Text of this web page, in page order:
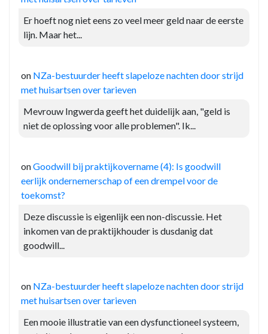
Er hoeft nog niet eens zo veel meer geld naar de eerste
lijn. Maar het...
on NZa-bestuurder heeft slapeloze nachten door strijd
met huisartsen over tarieven
Mevrouw Ingwerda geeft het duidelijk aan, "geld is
niet de oplossing voor alle problemen". Ik...
onGoodwill bij praktijkovername (4): Is goodwill
eerlijk ondernemerschap of een drempel voor de
toekomst?
Deze discussie is eigenlijk een non-discussie. Het
inkomen van de praktijkhouder is dusdanig dat
goodwill...
on NZa-bestuurder heeft slapeloze nachten door strijd
met huisartsen over tarieven
Een mooie illustratie van een dysfunctioneel systeem,